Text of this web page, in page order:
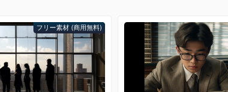
フリー素材 (商用無料)